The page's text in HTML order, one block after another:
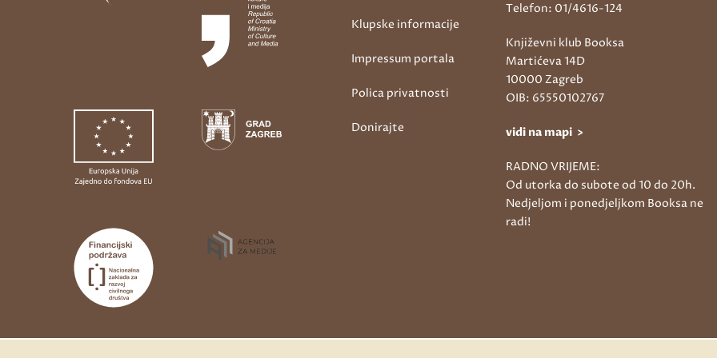
Klupske informacije
Impressum portala
Polica privatnosti
Donirajte
Telefon: 01/4616-124
Književni klub Booksa
Martićeva 14D
10000 Zagreb
OIB: 65550102767
vidi na mapi >
RADNO VRIJEME:
Od utorka do subote od 10 do 20h.
Nedjeljom i ponedjeljkom Booksa ne
radi!